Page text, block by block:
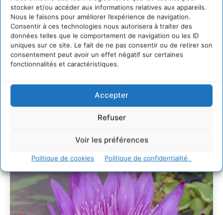
stocker et/ou accéder aux informations relatives aux appareils.
Nous le faisons pour améliorer l’expérience de navigation.
Consentir à ces technologies nous autorisera à traiter des
données telles que le comportement de navigation ou les ID
uniques sur ce site. Le fait de ne pas consentir ou de retirer son
consentement peut avoir un effet négatif sur certaines
fonctionnalités et caractéristiques.
Accepter
Refuser
Voir les préférences
Politique de cookies Politique de confidentialité
Développer notre attention aux espèces vivantes
non humaines avec les communs de Zoepolis
30 juillet 2026
Un kit citoyen pour lever les freins au
développement des forêts comestibles dans nos
villes
29 juillet 2026
L’éco-anxiété informe et l’éco-lucidité transforme
7 indicateurs pour des villes résilientes et durables,
adaptées au changement climatique